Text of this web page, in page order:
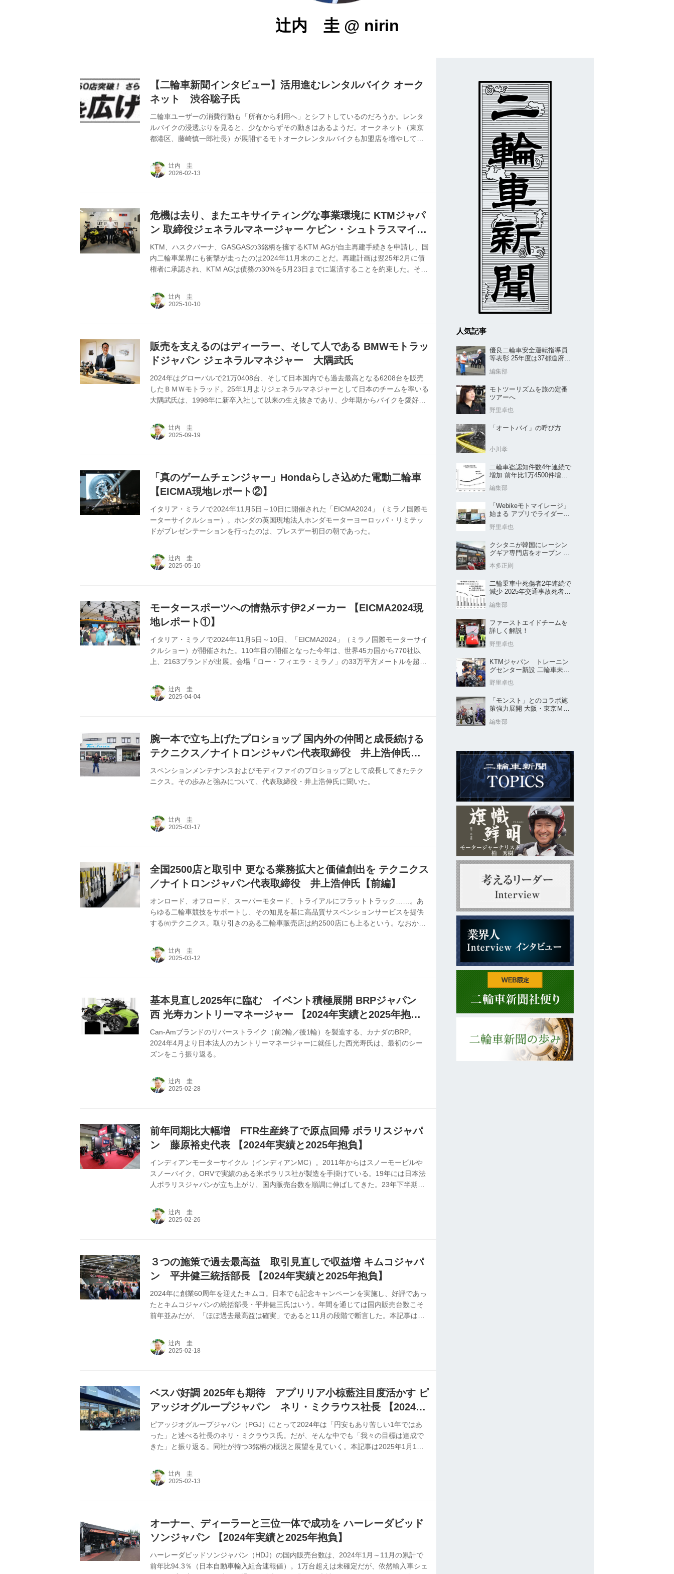
辻内 圭 @ nirin
【二輪車新聞インタビュー】活用進むレンタルバイク オーク
ネット 渋谷聡子氏
二輪車ユーザーの消費行動も「所有から利用へ」とシフトしているのだろうか。レンタ
ルバイクの浸透ぶりを見ると、少なからずその動きはあるようだ。オークネット（東京
都港区、藤崎慎一郎社長）が展開するモトオークレンタルバイクも加盟店を増やしてお
バイクの魅力は何か。今回はその利用動向について、同社MC運営部・渋谷聡子氏に聞い
た。 上のグラフは、一般社団法人全国レンタカー協会による統計資料を基に作成したも
辻内 圭
危機は去り、またエキサイティングな事業環境に KTMジャパ
ン 取締役ジェネラルマネージャー ケビン・シュトラスマイヤ
ー氏
KTM、ハスクバーナ、GASGASの3銘柄を擁するKTM AGが自主再建手続きを申請し、国
内二輪車業界にも衝撃が走ったのは2024年11月末のことだ。再建計画は翌25年2月に債
権者に承認され、KTM AGは債務の30%を5月23日までに返済することを約束した。そし
ロ、事業運営に2億ユーロを拠出することで債務の返済も完了し、再スタートを切ったの
である。日本においても「再び安心して仕事に取り組めるようになった」と、KTMジャ
辻内 圭
販売を支えるのはディーラー、そして人である BMWモトラッ
ドジャパン ジェネラルマネジャー 大隅武氏
2024年はグローバルで21万0408台、そして日本国内でも過去最高となる6208台を販売
したＢＭＷモトラッド。25年1月よりジェネラルマネジャーとして日本のチームを率いる
大隅武氏は、1998年に新卒入社して以来の生え抜きであり、少年期からバイクを愛好す
るのだろうか。
辻内 圭
「真のゲームチェンジャー」Hondaらしさ込めた電動二輪車
【EICMA現地レポート②】
イタリア・ミラノで2024年11月5日～10日に開催された「EICMA2024」（ミラノ国際モ
ーターサイクルショー）。ホンダの英国現地法人ホンダモーターヨーロッパ・リミテッ
ドがプレゼンテーションを行ったのは、プレスデー初日の朝であった。
辻内 圭
モータースポーツへの情熱示す伊2メーカー 【EICMA2024現
地レポート①】
イタリア・ミラノで2024年11月5日～10日、「EICMA2024」（ミラノ国際モーターサイ
クルショー）が開催された。110年目の開催となった今年は、世界45カ国から770社以
上、2163ブランドが出展。会場「ロー・フィエラ・ミラノ」の33万平方メートルを超え
た11月4日午前、そして報道関係者および業界関係者向けに開催された５日・６日に本紙
記者も会場を訪問した。駆け足ながら各社の出展ブースを見る中で、印象に残った日伊
辻内 圭
腕一本で立ち上げたプロショップ 国内外の仲間と成長続ける
テクニクス／ナイトロンジャパン代表取締役 井上浩伸氏
【後編】
スペンションメンテナンスおよびモディファイのプロショップとして成長してきたテク
ニクス。その歩みと強みについて、代表取締役・井上浩伸氏に聞いた。
辻内 圭
全国2500店と取引中 更なる業務拡大と価値創出を テクニクス
／ナイトロンジャパン代表取締役 井上浩伸氏【前編】
オンロード、オフロード、スーパーモタード、トライアルにフラットトラック……。あ
らゆる二輪車競技をサポートし、その知見を基に高品質サスペンションサービスを提供
する㈲テクニクス。取り引きのある二輪車販売店は約2500店にも上るという。なおかつ
バイタリティの源泉は何か。代表・井上浩伸氏のインタビューを前後編にわたりお送り
する。
辻内 圭
基本見直し2025年に臨む イベント積極展開 BRPジャパン
西 光寿カントリーマネージャー 【2024年実績と2025年抱
負】
Can-Amブランドのリバーストライク（前2輪／後1輪）を製造する、カナダのBRP。
2024年4月より日本法人のカントリーマネージャーに就任した西光寿氏は、最初のシー
ズンをこう振り返る。
辻内 圭
前年同期比大幅増 FTR生産終了で原点回帰 ポラリスジャパ
ン 藤原裕史代表 【2024年実績と2025年抱負】
インディアンモーターサイクル（インディアンMC）。2011年からはスノーモービルや
スノーバイク、ORVで実績のある米ポラリス社が製造を手掛けている。19年には日本法
人ポラリスジャパンが立ち上がり、国内販売台数を順調に伸ばしてきた。23年下半期か
る。本記事は2025年1月1日発行の本紙「新年特別号」に掲載したものです。
辻内 圭
３つの施策で過去最高益 取引見直しで収益増 キムコジャパ
ン 平井健三統括部長 【2024年実績と2025年抱負】
2024年に創業60周年を迎えたキムコ。日本でも記念キャンペーンを実施し、好評であっ
たとキムコジャパンの統括部長・平井健三氏はいう。年間を通じては国内販売台数こそ
前年並みだが、「ほぼ過去最高益は確実」であると11月の段階で断言した。本記事は
辻内 圭
ベスパ好調 2025年も期待 アプリリア小椋藍注目度活かす ピ
アッジオグループジャパン ネリ・ミクラウス社長 【2024年
実績と2025年抱負】
ピアッジオグループジャパン（PGJ）にとって2024年は「円安もあり苦しい1年ではあ
った」と述べる社長のネリ・ミクラウス氏。だが、そんな中でも「我々の目標は達成で
きた」と振り返る。同社が持つ3銘柄の概況と展望を見ていく。本記事は2025年1月1日
辻内 圭
オーナー、ディーラーと三位一体で成功を ハーレーダビッド
ソンジャパン 【2024年実績と2025年抱負】
ハーレーダビッドソンジャパン（HDJ）の国内販売台数は、2024年1月～11月の累計で
前年比94.3％（日本自動車輸入組合速報値）。1万台超えは未確定だが、依然輸入車シェ
人気記事
優良二輪車安全運転指導員
等表彰 25年度は37都道府県
編集部
モトツーリズムを旅の定番
ツアーへ
野里卓也
「オートバイ」の呼び方
小川孝
二輪車盗認知件数4年連続で
増加 前年比1万4500件増／
編集部
「Webikeモトマイレージ」
始まる アプリでライダーと
野里卓也
クシタニが韓国にレーシン
グギア専門店をオープン 今
に展開
本多正則
二輪乗車中死傷者2年連続で
減少 2025年交通事故死者数
編集部
ファーストエイドチームを
詳しく解説！
野里卓也
KTMジャパン トレーニン
グセンター新設 二輪車未経
術取得目指す
野里卓也
「モンスト」とのコラボ施
策強力展開 大阪・東京ＭＣ
編集部